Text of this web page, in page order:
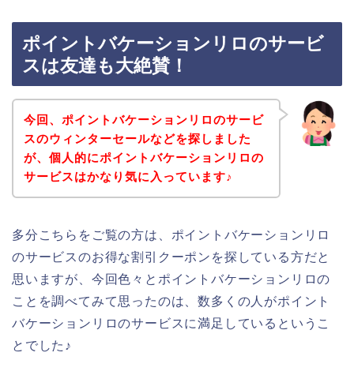
ポイントバケーションリロのサービ
スは友達も大絶賛！
今回、ポイントバケーションリロのサービ
スのウィンターセールなどを探しました
が、個人的にポイントバケーションリロの
サービスはかなり気に入っています♪
多分こちらをご覧の方は、ポイントバケーションリロ
のサービスのお得な割引クーポンを探している方だと
思いますが、今回色々とポイントバケーションリロの
ことを調べてみて思ったのは、数多くの人がポイント
バケーションリロのサービスに満足しているというこ
とでした♪